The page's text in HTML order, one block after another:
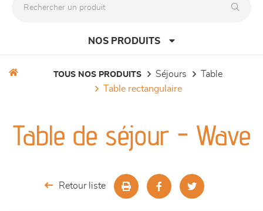
NOS PRODUITS
séjours
chambres et dressing
TOUS NOS PRODUITS séjours
table
table rectangulaire
Table de séjour - Wave
Retour liste